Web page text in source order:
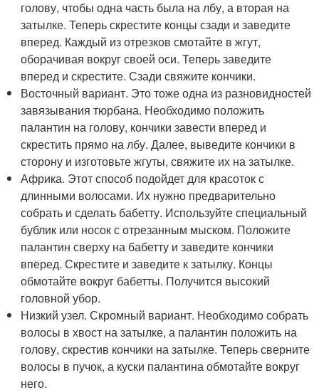
голову, чтобы одна часть была на лбу, а вторая на
затылке. Теперь скрестите концы сзади и заведите
вперед. Каждый из отрезков смотайте в жгут,
оборачивая вокруг своей оси. Теперь заведите
вперед и скрестите. Сзади свяжите кончики.
Восточный вариант. Это тоже одна из разновидностей
завязывания тюрбана. Необходимо положить
палантин на голову, кончики завести вперед и
скрестить прямо на лбу. Далее, выведите кончики в
сторону и изготовьте жгуты, свяжите их на затылке.
Африка. Этот способ подойдет для красоток с
длинными волосами. Их нужно предварительно
собрать и сделать бабетту. Используйте специальный
бублик или носок с отрезанным мыском. Положите
палантин сверху на бабетту и заведите кончики
вперед. Скрестите и заведите к затылку. Концы
обмотайте вокруг бабетты. Получится высокий
головной убор.
Низкий узел. Скромный вариант. Необходимо собрать
волосы в хвост на затылке, а палантин положить на
голову, скрестив кончики на затылке. Теперь сверните
волосы в пучок, а куски палантина обмотайте вокруг
него.